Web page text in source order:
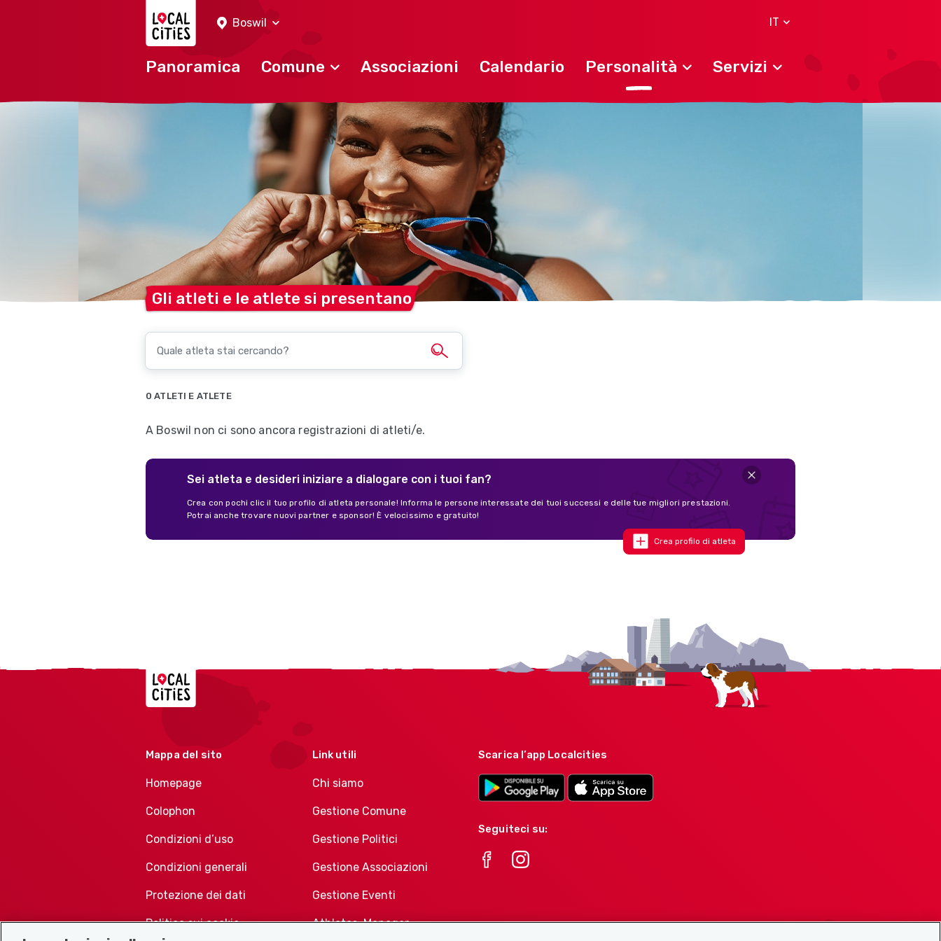
Boswil
IT
Panoramica Comune Associazioni Calendario Personalità Servizi
Gli atleti e le atlete si presentano
0 ATLETI E ATLETE
A Boswil non ci sono ancora registrazioni di atleti/e.
Sei atleta e desideri iniziare a dialogare con i tuoi fan?
Crea con pochi clic il tuo profilo di atleta personale! Informa le persone interessate dei tuoi successi e delle tue migliori prestazioni.
Potrai anche trovare nuovi partner e sponsor! È velocissimo e gratuito!
Crea profilo di atleta
Localcities
Mappa del sito
Homepage
Colophon
Condizioni d’uso
Condizioni generali
Protezione dei dati
Politica sui cookie
Link utili
Chi siamo
Gestione Comune
Gestione Politici
Gestione Associazioni
Gestione Eventi
Athletes-Manager
Scarica l’app Localcities
Seguiteci su: